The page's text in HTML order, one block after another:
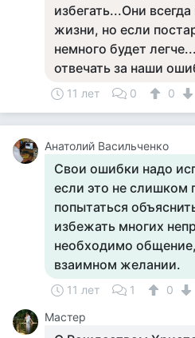
избегать...Они
жизни, но если
немного будет
отвечать за наши
11 лет 0 0
Анатолий Васильченко
Свои ошибки надо
если это не
попытаться
избежать многих
необходимо
взаимном желании.
11 лет 1
0
Мастер